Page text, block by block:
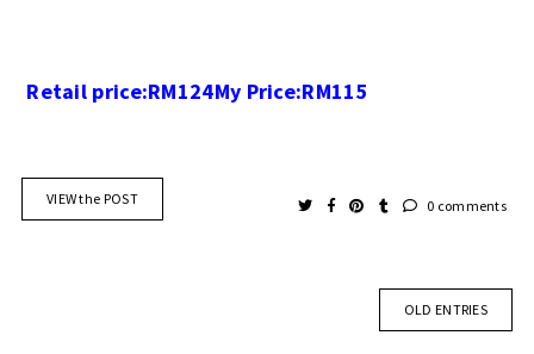
Retail price:RM124My Price:RM115
VIEW the POST 0 comments
OLD ENTRIES